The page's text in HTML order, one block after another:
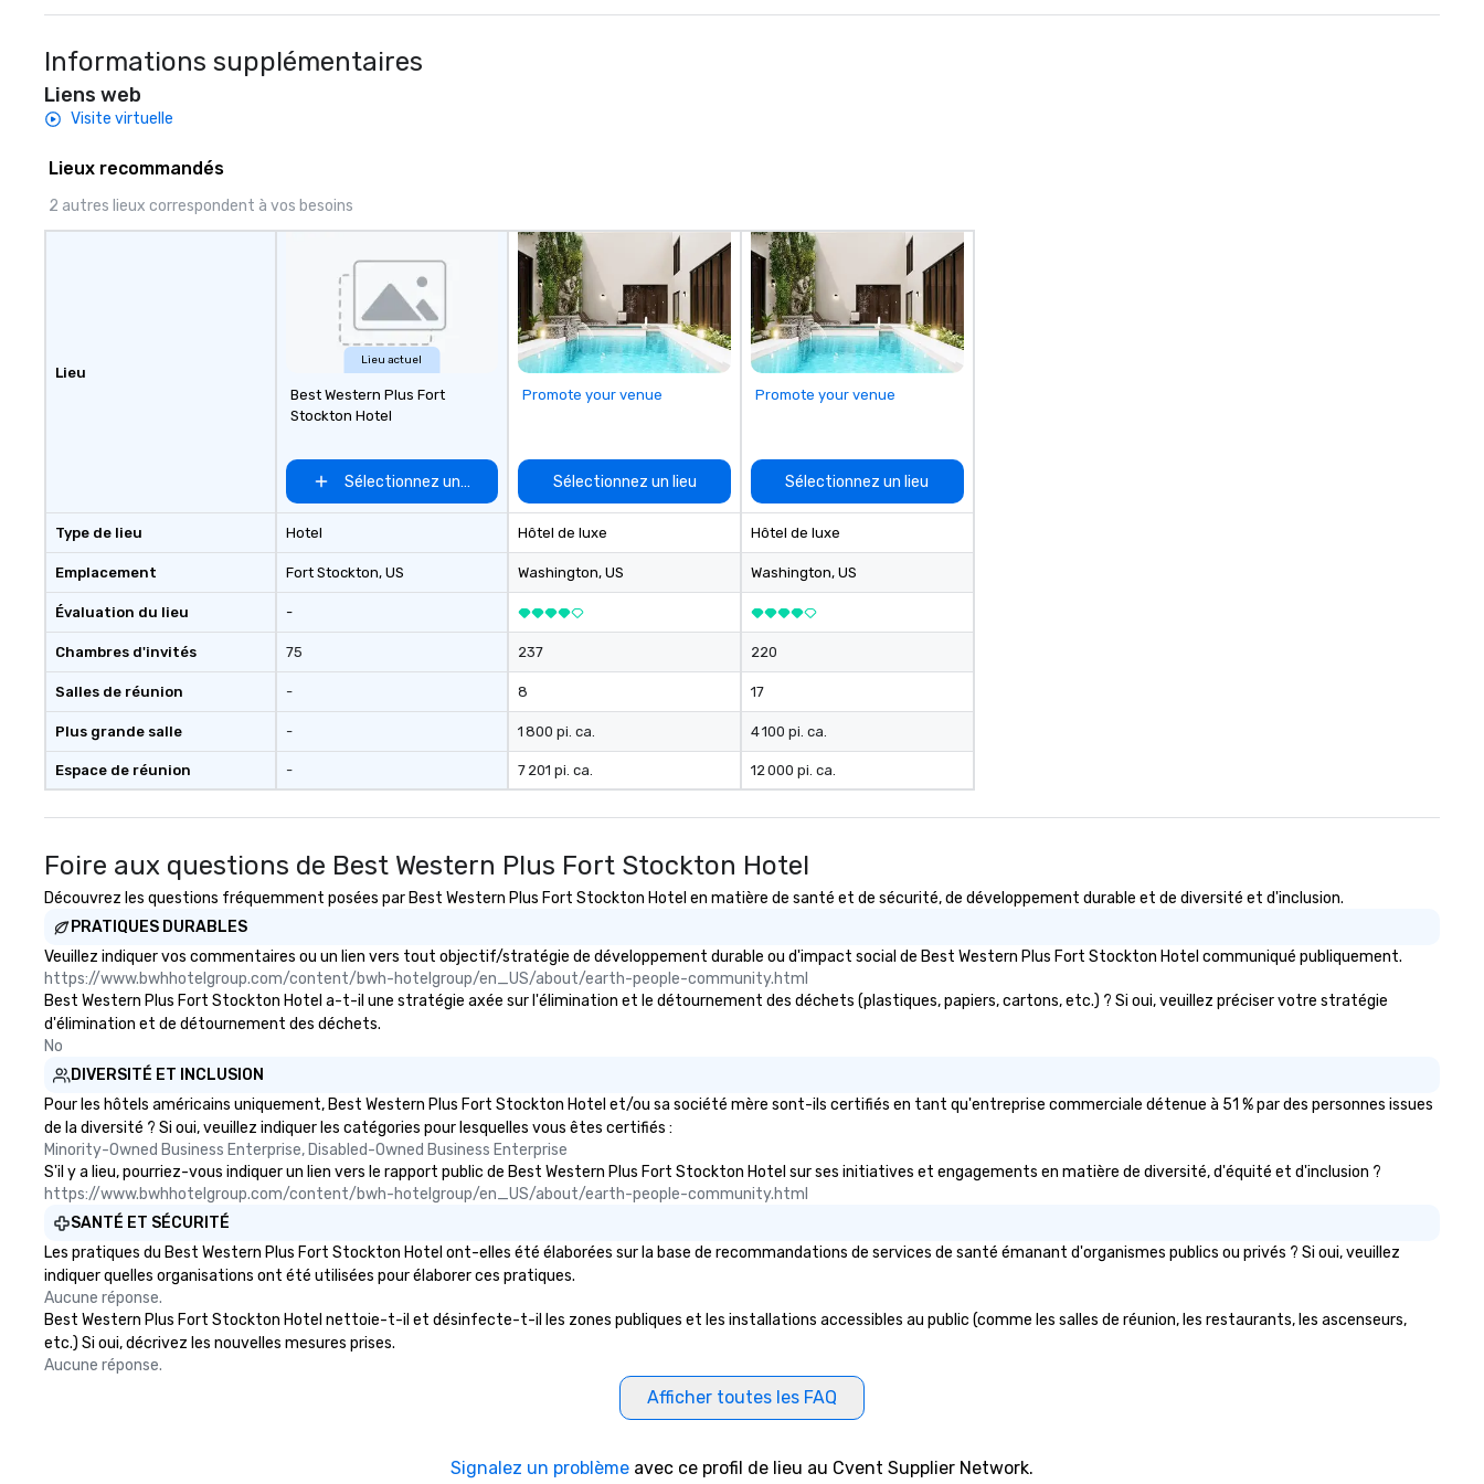
hospitality, we deliver our promise:
to finish. We are also a certified
opportunities through hospitality.
and dietary
Informations supplémentaires
Liens web
Visite virtuelle
Lieux recommandés
2 autres lieux correspondent à vos besoins
Lieu
Type de lieu
Emplacement
Évaluation du lieu
Chambres d'invités
Salles de réunion
Plus grande salle
Espace de réunion
Lieu actuel
Best Western Plus Fort
Stockton Hotel
Sélectionnez un lieu
Hotel
Fort Stockton, US
-
75
-
-
-
Promote your venue
Sélectionnez un lieu
Hôtel de luxe
Washington, US
237
8
1 800 pi. ca.
7 201 pi. ca.
Promote your venue
Sélectionnez un lieu
Hôtel de luxe
Washington, US
220
17
4 100 pi. ca.
12 000 pi. ca.
Foire aux questions de Best Western Plus Fort Stockton Hotel
Découvrez les questions fréquemment posées par Best Western Plus Fort Stockton Hotel en matière de santé et de sécurité, de développement durable et de diversité et d'inclusion.
PRATIQUES DURABLES
Veuillez indiquer vos commentaires ou un lien vers tout objectif/stratégie de développement durable ou d'impact social de Best Western Plus Fort Stockton Hotel communiqué publiquement.
https://www.bwhhotelgroup.com/content/bwh-hotelgroup/en_US/about/earth-people-community.html
Best Western Plus Fort Stockton Hotel a-t-il une stratégie axée sur l'élimination et le détournement des déchets (plastiques, papiers, cartons, etc.) ? Si oui, veuillez préciser votre stratégie
d'élimination et de détournement des déchets.
No
DIVERSITÉ ET INCLUSION
Pour les hôtels américains uniquement, Best Western Plus Fort Stockton Hotel et/ou sa société mère sont-ils certifiés en tant qu'entreprise commerciale détenue à 51 % par des personnes issues
de la diversité ? Si oui, veuillez indiquer les catégories pour lesquelles vous êtes certifiés :
Minority-Owned Business Enterprise, Disabled-Owned Business Enterprise
S'il y a lieu, pourriez-vous indiquer un lien vers le rapport public de Best Western Plus Fort Stockton Hotel sur ses initiatives et engagements en matière de diversité, d'équité et d'inclusion ?
https://www.bwhhotelgroup.com/content/bwh-hotelgroup/en_US/about/earth-people-community.html
SANTÉ ET SÉCURITÉ
Les pratiques du Best Western Plus Fort Stockton Hotel ont-elles été élaborées sur la base de recommandations de services de santé émanant d'organismes publics ou privés ? Si oui, veuillez
indiquer quelles organisations ont été utilisées pour élaborer ces pratiques.
Aucune réponse.
Best Western Plus Fort Stockton Hotel nettoie-t-il et désinfecte-t-il les zones publiques et les installations accessibles au public (comme les salles de réunion, les restaurants, les ascenseurs,
etc.) Si oui, décrivez les nouvelles mesures prises.
Aucune réponse.
Afficher toutes les FAQ
Signalez un problème avec ce profil de lieu au Cvent Supplier Network.